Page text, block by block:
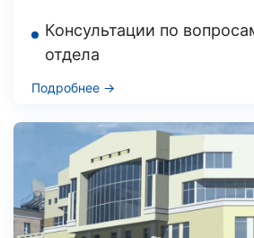
Консультации по
отдела
Подробнее →